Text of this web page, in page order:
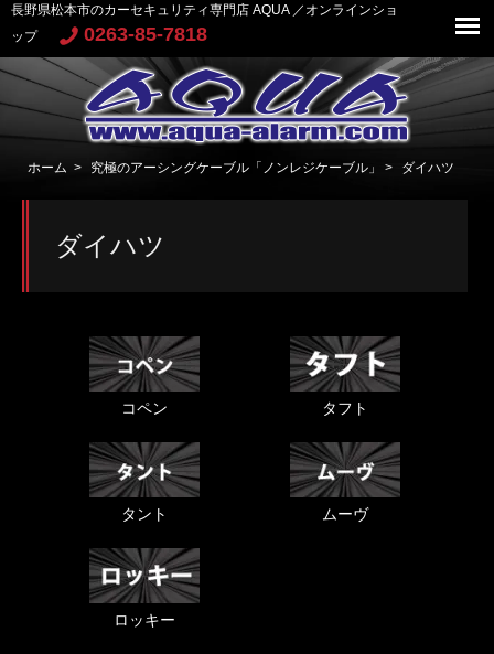
長野県松本市のカーセキュリティ専門店 AQUA ／オンラインショ
ップ
0263-85-7818
ホーム > 究極のアーシングケーブル「ノンレジケーブル」 > ダイハツ
ダイハツ
コペン タフト
タント ムーヴ
ロッキー